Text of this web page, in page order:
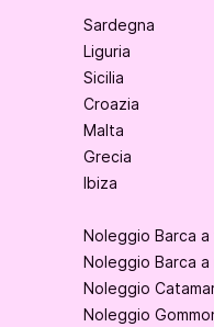
Sardegna
Liguria
Sicilia
Croazia
Malta
Grecia
Ibiza
Noleggio Barca a
Noleggio Barca
Noleggio
Noleggio